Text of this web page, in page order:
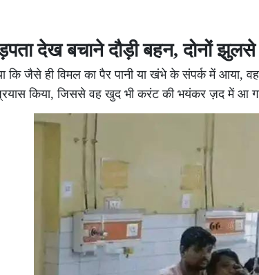
देख बचाने दौड़ी बहन, दोनों झुलसे
कि जैसे ही विमल का पैर पानी या खंभे के संपर्क में
किया, जिससे वह खुद भी करंट की भयंकर ज़द में आ